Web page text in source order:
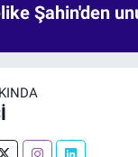
Şahin'den